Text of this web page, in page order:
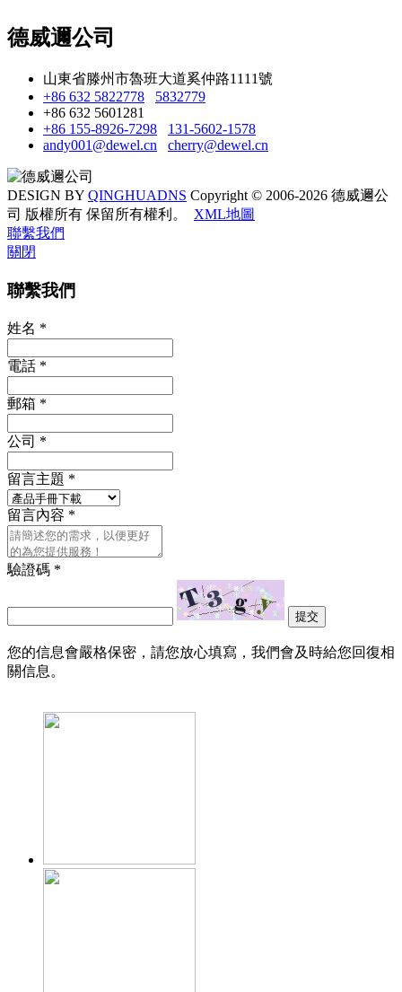
德威邇公司
山東省滕州市魯班大道奚仲路1111號
+86 632 5822778
5832779
+86 632 5601281
+86 155-8926-7298
131-5602-1578
andy001@dewel.cn
cherry@dewel.cn
DESIGN BY QINGHUADNS Copyright © 2006-2026 德威邇公
司 版權所有 保留所有權利。
XML地圖
聯繫我們
關閉
聯繫我們
姓名 *
電話 *
郵箱 *
公司 *
留言主題 *
留言內容 *
驗證碼 *
提交
您的信息會嚴格保密，請您放心填寫，我們會及時給您回復相
關信息。